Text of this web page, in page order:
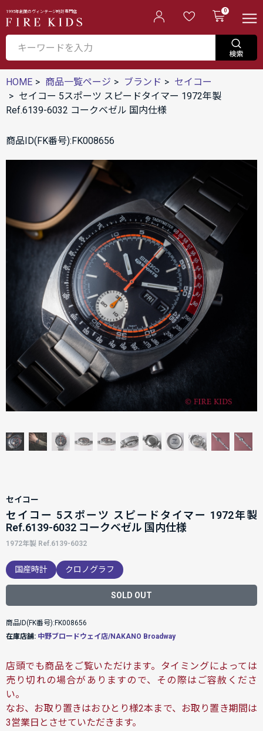
1995年創業のヴィンテージ時計専門店 0
HOME 商品一覧ページ ブランド
セイコー
セイコー 5スポーツ スピードタイマー 1972年製
Ref.6139-6032 コークベゼル 国内仕様
商品ID(FK番号):FK008656
セイコー
セイコー 5スポーツ スピードタイマー 1972年製
Ref.6139-6032 コークベゼル 国内仕様
1972年製 Ref.6139-6032
国産時計 クロノグラフ
SOLD OUT
商品ID(FK番号):FK008656
在庫店舗: 中野ブロードウェイ店/NAKANO Broadway
店頭でも商品をご覧いただけます。タイミングによっては
売り切れの場合がありますので、その際はご容赦くださ
い。
なお、お取り置きはおひとり様2本まで、お取り置き期間は
3営業日とさせていただきます。